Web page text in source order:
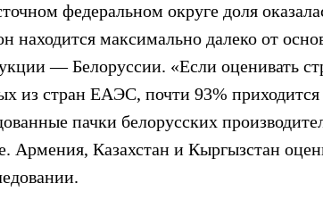
федеральном округе доля
находится максимально далеко от
— Белоруссии. «Если оценивать
из стран ЕАЭС, почти 93% приходится
пачки белорусских
Армения, Казахстан и Кыргызстан